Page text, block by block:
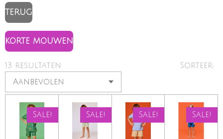
TERUG
KORTE MOUWEN
13 resultaten Sorteer:
Sale! Sale! Sale! Sale!